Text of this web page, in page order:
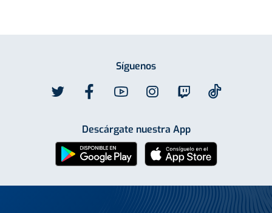
Síguenos
Descárgate nuestra App